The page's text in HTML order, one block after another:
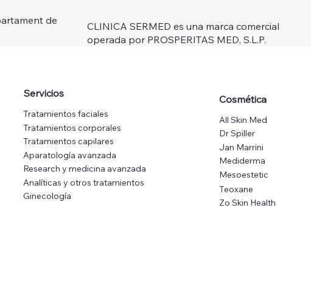
de
CLINICA SERMED es una marca comercial
operada por PROSPERITAS MED, S.L.P.
Servicios
Tratamientos faciales
Tratamientos corporales
Tratamientos capilares
Aparatología avanzada
Research y medicina avanzada
Analíticas y otros tratamientos
Ginecología
Cosmética
All Skin Med
Dr Spiller
Jan Marrini
Mediderma
Mesoestetic
Teoxane
Zo Skin Health